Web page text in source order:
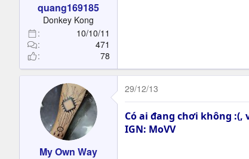
quang169185
Donkey Kong
10/10/11
471
78
My Own Way
29/12/13
Có ai đang chơi không :(,
IGN: MoVV